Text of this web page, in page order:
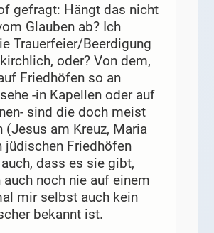
gefragt: Hängt das nicht
Glauben ab? Ich
Trauerfeier/Beerdigung
oder? Von dem,
Friedhöfen so an
-in Kapellen oder auf
sind die doch meist
(Jesus am Kreuz, Maria
jüdischen Friedhöfen
dass es sie gibt,
auch noch nie auf einem
mir selbst auch kein
bekannt ist.